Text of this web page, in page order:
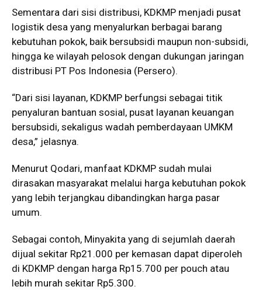
Sementara dari sisi distribusi, KDKMP menjadi pusat
logistik desa yang menyalurkan berbagai barang
kebutuhan pokok, baik bersubsidi maupun non-subsidi,
hingga ke wilayah pelosok dengan dukungan jaringan
distribusi PT Pos Indonesia (Persero).
“Dari sisi layanan, KDKMP berfungsi sebagai titik
penyaluran bantuan sosial, pusat layanan keuangan
bersubsidi, sekaligus wadah pemberdayaan UMKM
desa,” jelasnya.
Menurut Qodari, manfaat KDKMP sudah mulai
dirasakan masyarakat melalui harga kebutuhan pokok
yang lebih terjangkau dibandingkan harga pasar
umum.
Sebagai contoh, Minyakita yang di sejumlah daerah
dijual sekitar Rp21.000 per kemasan dapat diperoleh
di KDKMP dengan harga Rp15.700 per pouch atau
lebih murah sekitar Rp5.300.